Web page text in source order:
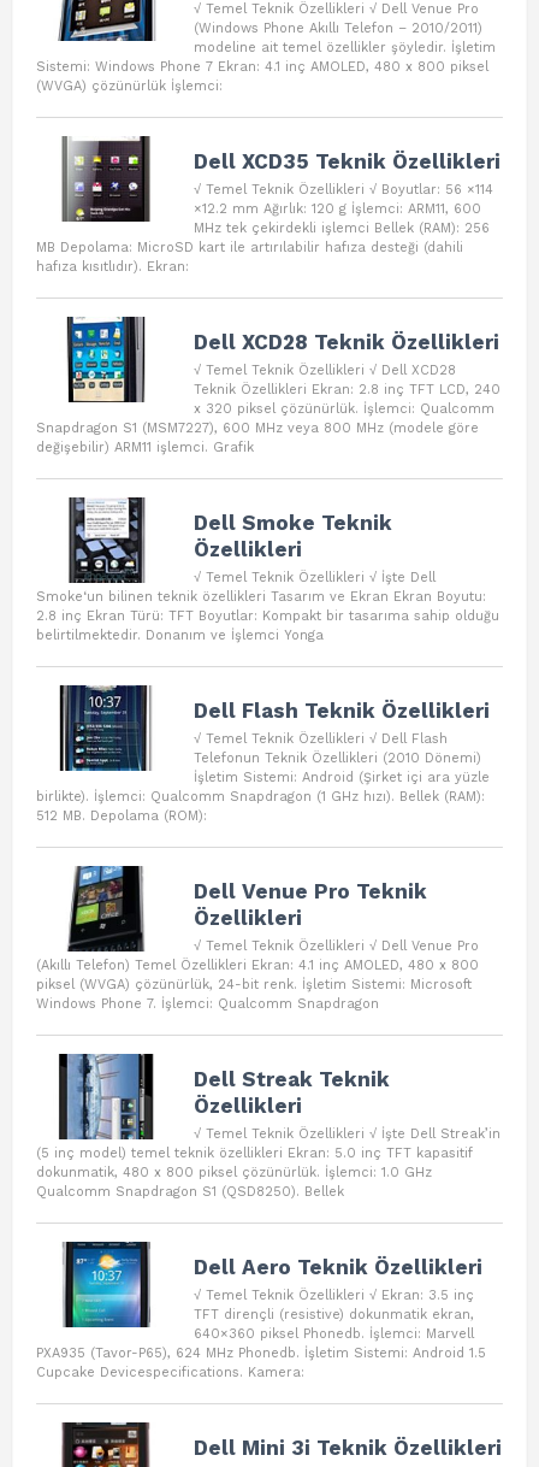
√ Temel Teknik Özellikleri √ Dell Venue Pro
(Windows Phone Akıllı Telefon – 2010/2011)
modeline ait temel özellikler şöyledir. İşletim
Sistemi: Windows Phone 7 Ekran: 4.1 inç AMOLED, 480 x 800 piksel
(WVGA) çözünürlük İşlemci:
Dell XCD35 Teknik Özellikleri
√ Temel Teknik Özellikleri √ Boyutlar: 56 ×114
×12.2 mm Ağırlık: 120 g İşlemci: ARM11, 600
MHz tek çekirdekli işlemci Bellek (RAM): 256
MB Depolama: MicroSD kart ile artırılabilir hafıza desteği (dahili
hafıza kısıtlıdır). Ekran:
Dell XCD28 Teknik Özellikleri
√ Temel Teknik Özellikleri √ Dell XCD28
Teknik Özellikleri Ekran: 2.8 inç TFT LCD, 240
x 320 piksel çözünürlük. İşlemci: Qualcomm
Snapdragon S1 (MSM7227), 600 MHz veya 800 MHz (modele göre
değişebilir) ARM11 işlemci. Grafik
Dell Smoke Teknik
Özellikleri
√ Temel Teknik Özellikleri √ İşte Dell
Smoke‘un bilinen teknik özellikleri Tasarım ve Ekran Ekran Boyutu:
2.8 inç Ekran Türü: TFT Boyutlar: Kompakt bir tasarıma sahip olduğu
belirtilmektedir. Donanım ve İşlemci Yonga
Dell Flash Teknik Özellikleri
√ Temel Teknik Özellikleri √ Dell Flash
Telefonun Teknik Özellikleri (2010 Dönemi)
İşletim Sistemi: Android (Şirket içi ara yüzle
birlikte). İşlemci: Qualcomm Snapdragon (1 GHz hızı). Bellek (RAM):
512 MB. Depolama (ROM):
Dell Venue Pro Teknik
Özellikleri
√ Temel Teknik Özellikleri √ Dell Venue Pro
(Akıllı Telefon) Temel Özellikleri Ekran: 4.1 inç AMOLED, 480 x 800
piksel (WVGA) çözünürlük, 24-bit renk. İşletim Sistemi: Microsoft
Windows Phone 7. İşlemci: Qualcomm Snapdragon
Dell Streak Teknik
Özellikleri
√ Temel Teknik Özellikleri √ İşte Dell Streak’in
(5 inç model) temel teknik özellikleri Ekran: 5.0 inç TFT kapasitif
dokunmatik, 480 x 800 piksel çözünürlük. İşlemci: 1.0 GHz
Qualcomm Snapdragon S1 (QSD8250). Bellek
Dell Aero Teknik Özellikleri
√ Temel Teknik Özellikleri √ Ekran: 3.5 inç
TFT dirençli (resistive) dokunmatik ekran,
640×360 piksel Phonedb. İşlemci: Marvell
PXA935 (Tavor-P65), 624 MHz Phonedb. İşletim Sistemi: Android 1.5
Cupcake Devicespecifications. Kamera:
Dell Mini 3i Teknik Özellikleri